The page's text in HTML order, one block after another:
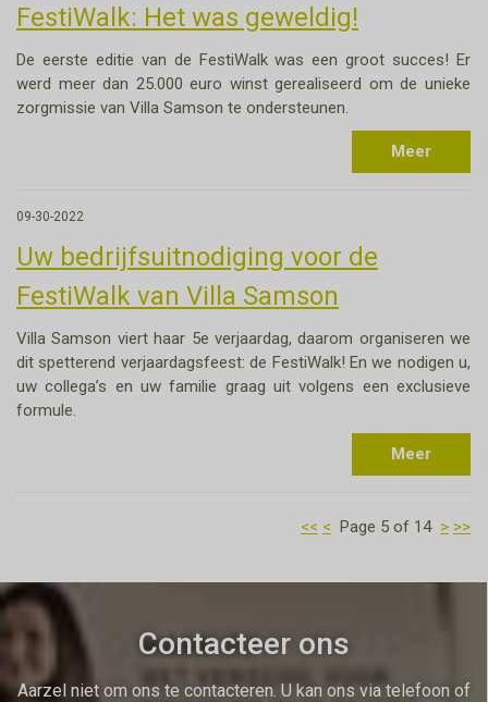
FestiWalk: Het was geweldig!
De eerste editie van de FestiWalk was een groot succes! Er
werd meer dan 25.000 euro winst gerealiseerd om de unieke
zorgmissie van Villa Samson te ondersteunen.
Meer
09-30-2022
Uw bedrijfsuitnodiging voor de
FestiWalk van Villa Samson
Villa Samson viert haar 5e verjaardag, daarom organiseren we
dit spetterend verjaardagsfeest: de FestiWalk! En we nodigen u,
uw collega’s en uw familie graag uit volgens een exclusieve
formule.
Meer
<< < Page 5 of 14 > >>
Contacteer ons
Aarzel niet om ons te contacteren. U kan ons via telefoon of